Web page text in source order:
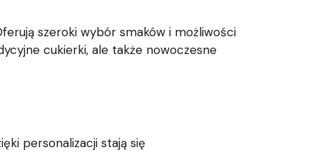
szeroki wybór smaków i możliwości
cukierki, ale także nowoczesne
personalizacji stają się